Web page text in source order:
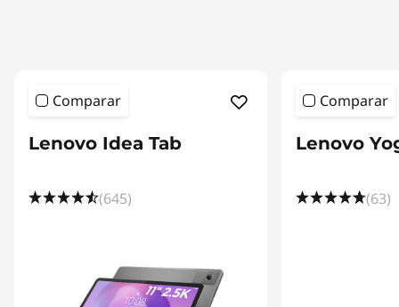
Comparar
Lenovo Idea Tab
(645)
Comparar
Lenovo
(63)